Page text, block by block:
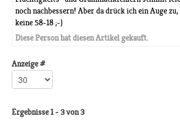
noch nachbessern! Aber da drück ich ein Auge
keine 58-18 ;-)
Diese Person hat diesen Artikel gekauft.
Anzeige #
Ergebnisse 1 - 3 von 3